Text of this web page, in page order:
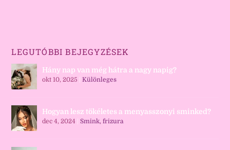
LEGUTÓBBI BEJEGYZÉSEK
Hány nap van még hátra a nagy napig?
okt 10, 2025 |Különleges
Hogyan lesz tökéletes a menyasszonyi sminked?
dec 4, 2024 |Smink, frizura